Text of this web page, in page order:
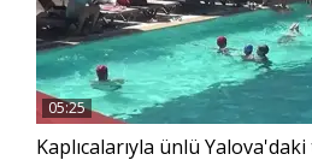
05:25
Kaplıcalarıyla ünlü